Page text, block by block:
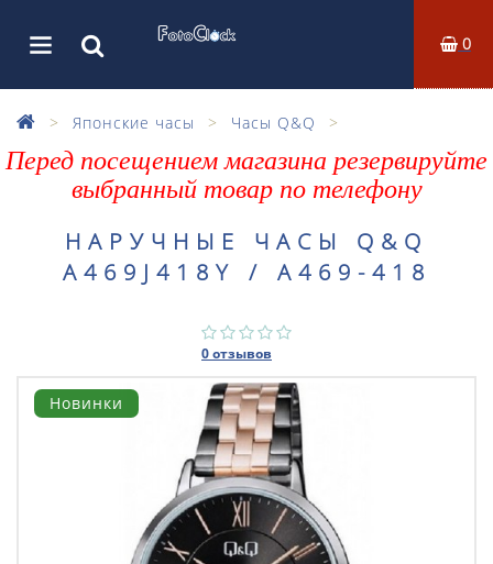
0
Японские часы Часы Q&Q
Перед посещением магазина резервируйте
выбранный товар по телефону
НАРУЧНЫЕ ЧАСЫ Q&Q
A469J418Y / A469-418
0 отзывов
Новинки